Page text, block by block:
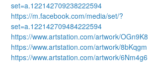
set=a.122142709238222594
https://m.facebook.com/media/set/?
set=a.122142709484222594
https://www.artstation.com/artwork/OGn9K8
https://www.artstation.com/artwork/8bKqgm
https://www.artstation.com/artwork/6Nm4g6